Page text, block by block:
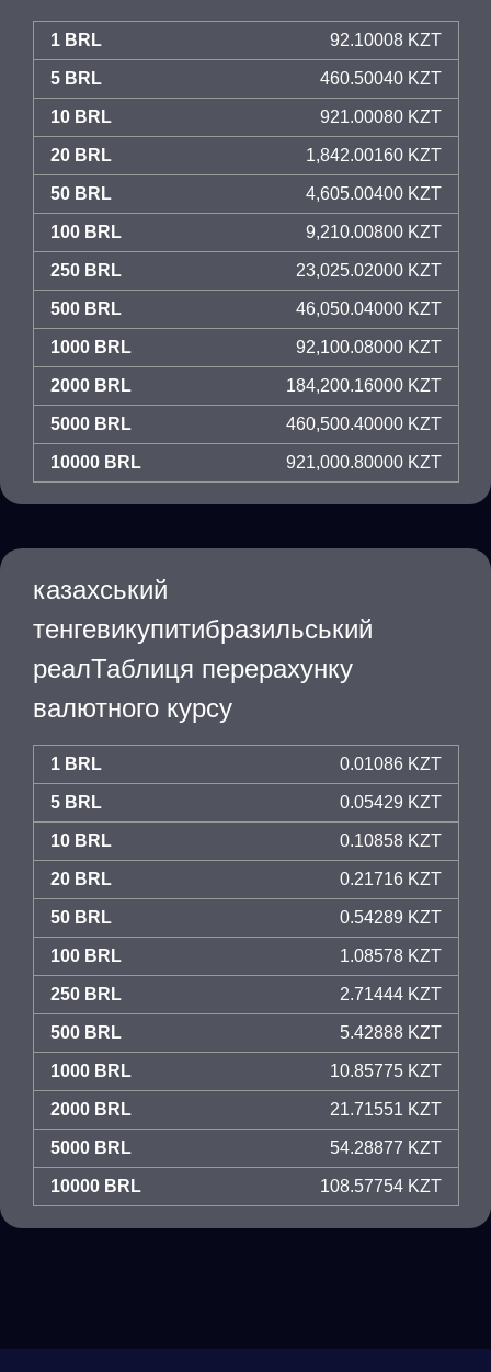
1 BRL 92.10008 KZT
5 BRL 460.50040 KZT
10 BRL 921.00080 KZT
20 BRL 1,842.00160 KZT
50 BRL 4,605.00400 KZT
100 BRL 9,210.00800 KZT
250 BRL 23,025.02000 KZT
500 BRL 46,050.04000 KZT
1000 BRL 92,100.08000 KZT
2000 BRL 184,200.16000 KZT
5000 BRL 460,500.40000 KZT
10000 BRL 921,000.80000 KZT
казахський
тенгевикупитибразильський
реалТаблиця перерахунку
валютного курсу
1 BRL 0.01086 KZT
5 BRL 0.05429 KZT
10 BRL 0.10858 KZT
20 BRL 0.21716 KZT
50 BRL 0.54289 KZT
100 BRL 1.08578 KZT
250 BRL 2.71444 KZT
500 BRL 5.42888 KZT
1000 BRL 10.85775 KZT
2000 BRL 21.71551 KZT
5000 BRL 54.28877 KZT
10000 BRL 108.57754 KZT